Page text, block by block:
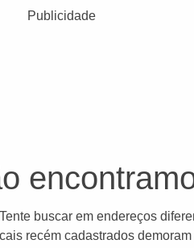
Publicidade
Tente buscar em endereços
recém cadastrados